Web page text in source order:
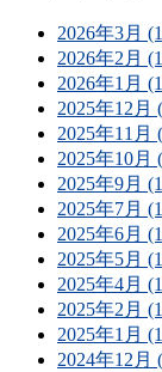
2026年3月
2026年2月
2026年1月
2025年12月
2025年11月
2025年10月
2025年9月
2025年7月
2025年6月
2025年5月
2025年4月
2025年2月
2025年1月
2024年12月